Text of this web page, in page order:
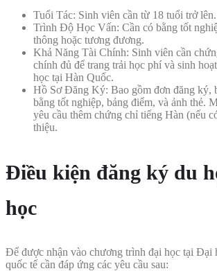
Tuổi Tác: Sinh viên cần từ 18 tuổi trở lên.
Trình Độ Học Vấn: Cần có bằng tốt
thông hoặc tương đương.
Khả Năng Tài Chính: Sinh viên cần
chính đủ để trang trải học phí và sinh
học tại Hàn Quốc.
Hồ Sơ Đăng Ký: Bao gồm đơn đăng ký,
bằng tốt nghiệp, bảng điểm, và ảnh thẻ.
yêu cầu thêm chứng chỉ tiếng Hàn (nếu
thiệu.
Điều kiện đăng ký du
học
Để được nhận vào chương trình đại học tại Đại
quốc tế cần đáp ứng các yêu cầu sau: